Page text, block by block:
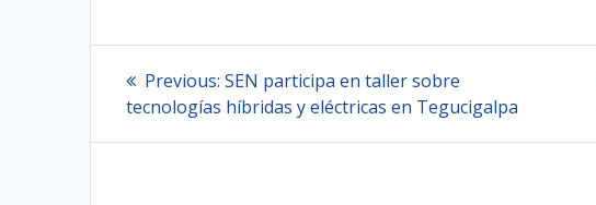
Navegación
de
Previous: Previous
post:
SEN participa en taller sobre
tecnologías híbridas y eléctricas en Tegucigalpa